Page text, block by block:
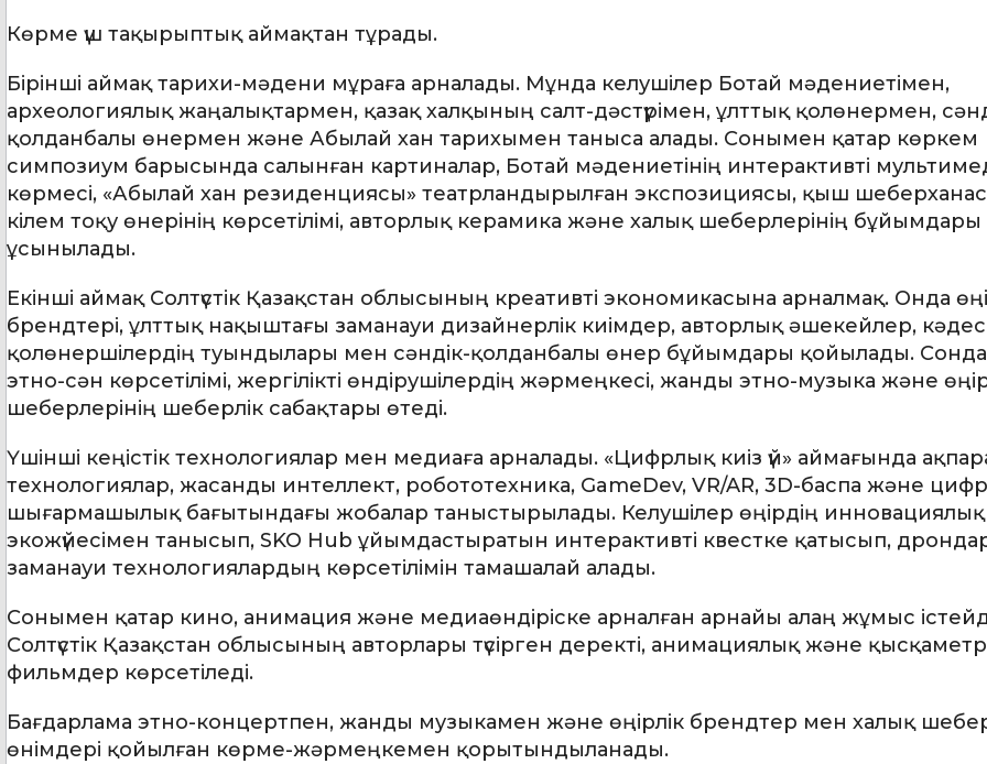
Көрме үш тақырыптық аймақтан тұрады.
Бірінші аймақ тарихи-мәдени мұраға арналады. Мұнда келушілер Ботай мәдениетімен,
археологиялық жаңалықтармен, қазақ халқының салт-дәстүрімен, ұлттық қолөнермен,
қолданбалы өнермен және Абылай хан тарихымен таныса алады. Сонымен қатар көркем
симпозиум барысында салынған картиналар, Ботай мәдениетінің интерактивті
көрмесі, «Абылай хан резиденциясы» театрландырылған экспозициясы, қыш
кілем тоқу өнерінің көрсетілімі, авторлық керамика және халық шеберлерінің бұйымдары
ұсынылады.
Екінші аймақ Солтүстік Қазақстан облысының креативті экономикасына арналмақ. Онда
брендтері, ұлттық нақыштағы заманауи дизайнерлік киімдер, авторлық әшекейлер,
қолөнершілердің туындылары мен сәндік-қолданбалы өнер бұйымдары қойылады.
этно-сән көрсетілімі, жергілікті өндірушілердің жәрмеңкесі, жанды этно-музыка және
шеберлерінің шеберлік сабақтары өтеді.
Үшінші кеңістік технологиялар мен медиаға арналады. «Цифрлық киіз үй» аймағында
технологиялар, жасанды интеллект, робототехника, GameDev, VR/AR, 3D-баспа және
шығармашылық бағытындағы жобалар таныстырылады. Келушілер өңірдің инновациялық
экожүйесімен танысып, SKO Hub ұйымдастыратын интерактивті квестке қатысып,
заманауи технологиялардың көрсетілімін тамашалай алады.
Сонымен қатар кино, анимация және медиаөндіріске арналған арнайы алаң жұмыс
Солтүстік Қазақстан облысының авторлары түсірген деректі, анимациялық және
фильмдер көрсетіледі.
Бағдарлама этно-концертпен, жанды музыкамен және өңірлік брендтер мен халық
өнімдері қойылған көрме-жәрмеңкемен қорытындыланады.